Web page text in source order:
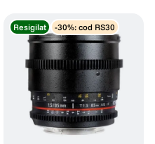
Resigilat -30%: cod RS30